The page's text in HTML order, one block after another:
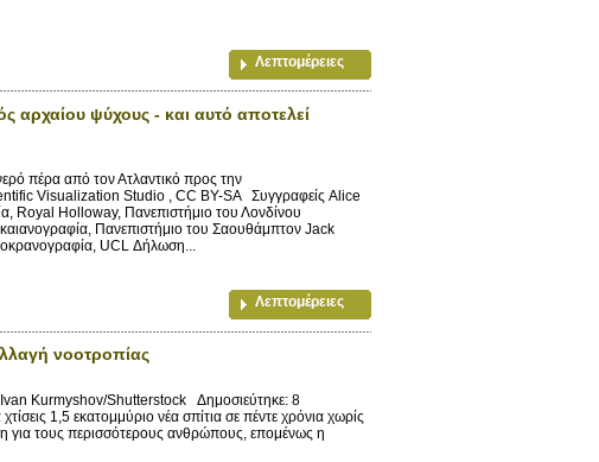
Λεπτομέρειες
αρχαίου ψύχους - και αυτό αποτελεί
πέρα ​​από τον Ατλαντικό προς την
Visualization Studio , CC BY-SA Συγγραφείς Alice
Royal Holloway, Πανεπιστήμιο του Λονδίνου
Πανεπιστήμιο του Σαουθάμπτον Jack
UCL Δήλωση...
Λεπτομέρειες
νοοτροπίας
Ivan Kurmyshov/Shutterstock Δημοσιεύτηκε: 8
1,5 εκατομμύριο νέα σπίτια σε πέντε χρόνια χωρίς
για τους περισσότερους ανθρώπους, επομένως η